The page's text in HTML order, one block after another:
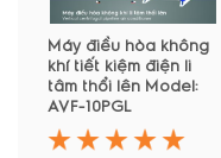
Máy điều hòa không
khí tiết kiệm điện li
tâm thổi lên Model:
AVF-10PGL